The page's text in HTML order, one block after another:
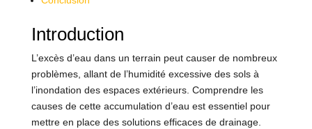
Introduction
L’excès d’eau dans un terrain peut causer de nombreux
problèmes, allant de l’humidité excessive des sols à
l’inondation des espaces extérieurs. Comprendre les
causes de cette accumulation d’eau est essentiel pour
mettre en place des solutions efficaces de drainage.